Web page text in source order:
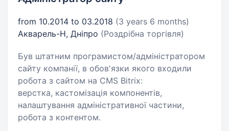
from 10.2014 to 03.2018 (3 years 6 months)
Акварель-Н, Дніпро (Роздрібна торгівля)
Був штатним програмистом/адміністратором
сайту компанії, в обов'язки якого входили
робота з сайтом на CMS Bitrix:
верстка, кастомізація компонентів,
налаштування адміністративної частини,
робота з контентом.